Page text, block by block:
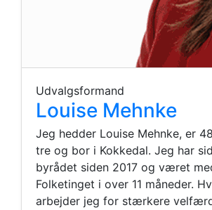
Udvalgsformand
Louise Mehnke
Jeg hedder Louise Mehnke, er
tre og bor i Kokkedal. Jeg har
byrådet siden 2017 og været
Folketinget i over 11 måneder.
arbejder jeg for stærkere